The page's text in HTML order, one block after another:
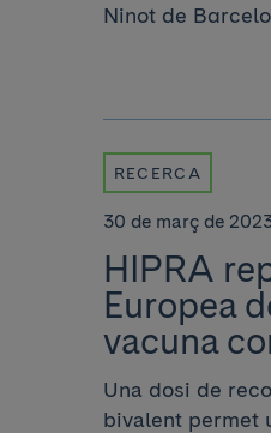
Ninot de
RECERCA
30 de març de
HIPRA
Europea
vacuna
Una dosi de
bivalent permet